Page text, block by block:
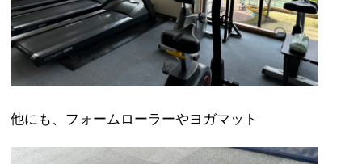
他にも、フォームローラーやヨガマット